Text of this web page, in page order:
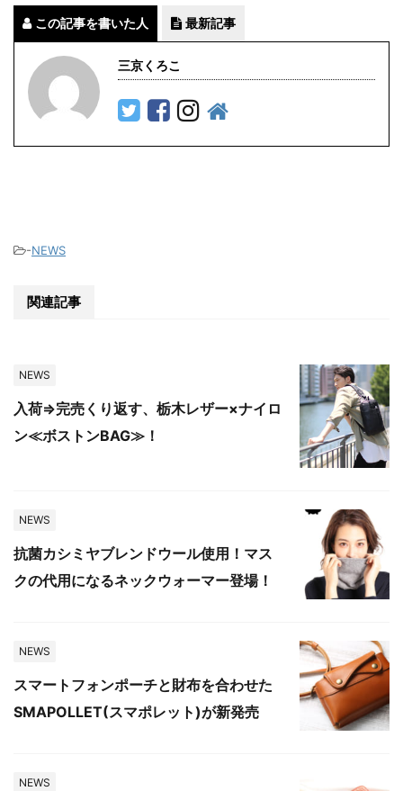
この記事を書いた人 最新記事
三京くろこ
-NEWS
関連記事
NEWS
入荷⇒完売くり返す、栃木レザー×ナイロ
ン≪ボストンBAG≫！
NEWS
抗菌カシミヤブレンドウール使用！マス
クの代用になるネックウォーマー登場！
NEWS
スマートフォンポーチと財布を合わせた
SMAPOLLET(スマポレット)が新発売
NEWS